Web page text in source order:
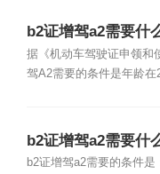
b2证增驾a2需要什
据《机动车驾驶证申领和
驾A2需要的条件是年龄在
b2证增驾a2需要什
b2证增驾a2需要的条件